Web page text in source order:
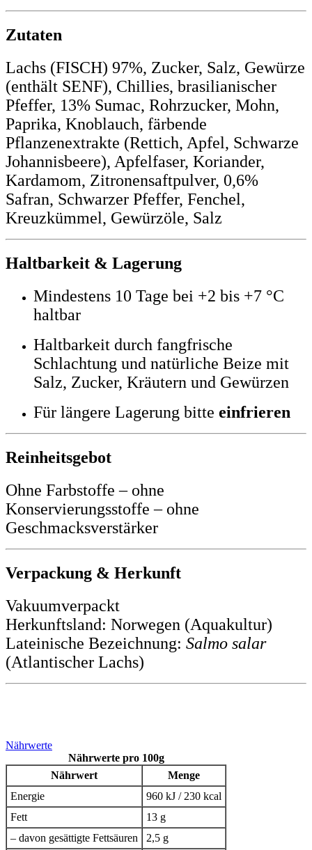
Zutaten
Lachs (FISCH) 97%, Zucker, Salz, Gewürze
(enthält SENF), Chillies, brasilianischer
Pfeffer, 13% Sumac, Rohrzucker, Mohn,
Paprika, Knoblauch, färbende
Pflanzenextrakte (Rettich, Apfel, Schwarze
Johannisbeere), Apfelfaser, Koriander,
Kardamom, Zitronensaftpulver, 0,6%
Safran, Schwarzer Pfeffer, Fenchel,
Kreuzkümmel, Gewürzöle, Salz
Haltbarkeit & Lagerung
Mindestens 10 Tage bei +2 bis +7 °C
haltbar
Haltbarkeit durch fangfrische
Schlachtung und natürliche Beize mit
Salz, Zucker, Kräutern und Gewürzen
Für längere Lagerung bitte einfrieren
Reinheitsgebot
Ohne Farbstoffe – ohne
Konservierungsstoffe – ohne
Geschmacksverstärker
Verpackung & Herkunft
Vakuumverpackt
Herkunftsland: Norwegen (Aquakultur)
Lateinische Bezeichnung: Salmo salar
(Atlantischer Lachs)
Nährwerte
Nährwerte pro 100g
Nährwert
Menge
Energie
960 kJ / 230 kcal
Fett
13 g
– davon gesättigte Fettsäuren
2,5 g